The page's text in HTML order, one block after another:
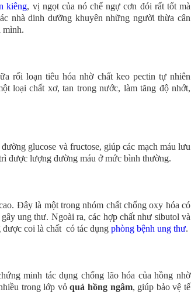
kiêng, vị ngọt của nó chế ngự cơn đói rất tốt mà
nhà dinh dưỡng khuyên những người thừa cân
mình.
rối loạn tiêu hóa nhờ chất keo pectin tự nhiên
loại chất xơ, tan trong nước, làm tăng độ nhớt,
glucose và fructose, giúp các mạch máu lưu
được lượng đường máu ở mức bình thường.
Đây là một trong nhóm chất chống oxy hóa có
ung thư. Ngoài ra, các hợp chất như sibutol và
coi là chất có tác dụng phòng bệnh ung thư.
minh tác dụng chống lão hóa của hồng nhờ
trong lớp vỏquả hồng ngâm, giúp bảo vệ tế